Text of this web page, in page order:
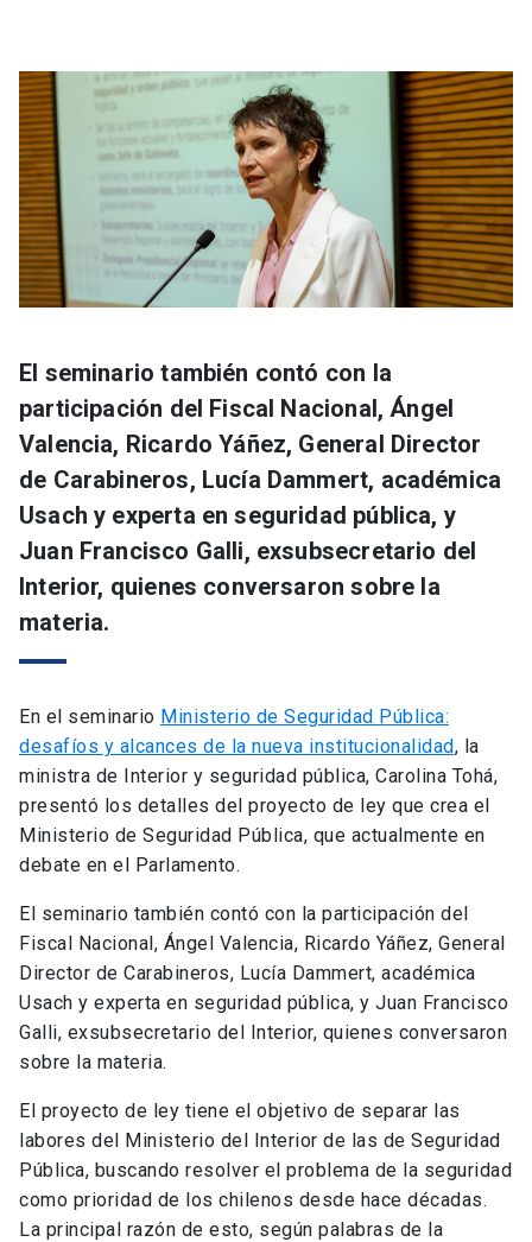
El seminario también contó con la
participación del Fiscal Nacional, Ángel
Valencia, Ricardo Yáñez, General Director
de Carabineros, Lucía Dammert, académica
Usach y experta en seguridad pública, y
Juan Francisco Galli, exsubsecretario del
Interior, quienes conversaron sobre la
materia.
En el seminario Ministerio de Seguridad Pública:
desafíos y alcances de la nueva institucionalidad, la
ministra de Interior y seguridad pública, Carolina Tohá,
presentó los detalles del proyecto de ley que crea el
Ministerio de Seguridad Pública, que actualmente en
debate en el Parlamento.
El seminario también contó con la participación del
Fiscal Nacional, Ángel Valencia, Ricardo Yáñez, General
Director de Carabineros, Lucía Dammert, académica
Usach y experta en seguridad pública, y Juan Francisco
Galli, exsubsecretario del Interior, quienes conversaron
sobre la materia.
El proyecto de ley tiene el objetivo de separar las
labores del Ministerio del Interior de las de Seguridad
Pública, buscando resolver el problema de la seguridad
como prioridad de los chilenos desde hace décadas.
La principal razón de esto, según palabras de la